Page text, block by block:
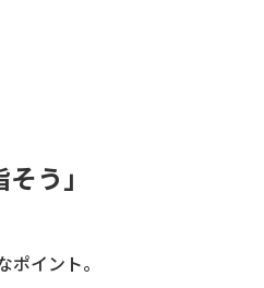
う」
イント。